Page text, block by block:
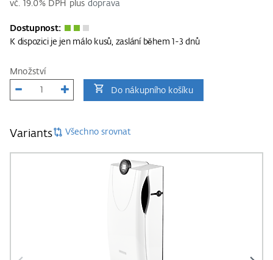
vč. 19.0% DPH plus doprava
Dostupnost:
K dispozici je jen málo kusů, zaslání během 1-3 dnů
Množství
Do nákupního košíku
Variants Všechno srovnat